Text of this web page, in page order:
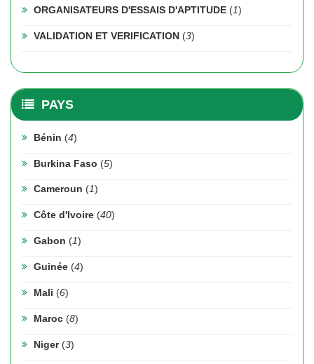
ORGANISATEURS D'ESSAIS D'APTITUDE (1)
VALIDATION ET VERIFICATION (3)
PAYS
Bénin (4)
Burkina Faso (5)
Cameroun (1)
Côte d'Ivoire (40)
Gabon (1)
Guinée (4)
Mali (6)
Maroc (8)
Niger (3)